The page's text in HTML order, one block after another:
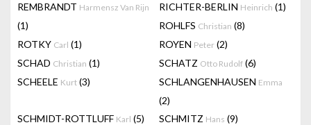
REMBRANDT Harmensz Van Rijn
(1)
RICHTER-BERLIN Heinrich (1)
ROHLFS Christian (8)
ROTKY Carl (1) ROYEN Peter (2)
SCHAD Christian (1) SCHATZ Otto Rudolf (6)
SCHEELE Kurt (3) SCHLANGENHAUSEN Emma
(2)
SCHMIDT-ROTTLUFF Karl (5) SCHMITZ Hans (9)